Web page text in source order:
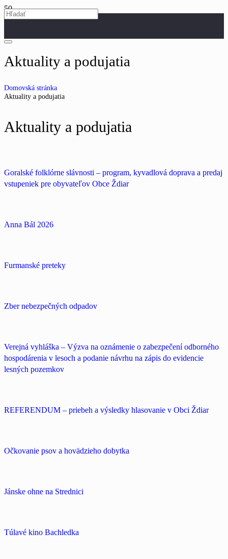
Aktuality a podujatia
Domovská stránka
Aktuality a podujatia
Aktuality a podujatia
Goralské folklórne slávnosti – program, kyvadlová doprava a predaj
vstupeniek pre obyvateľov Obce Ždiar
Anna Bál 2026
Furmanské preteky
Zber nebezpečných odpadov
Verejná vyhláška – Výzva na oznámenie o zabezpečení odborného
hospodárenia v lesoch a podanie návrhu na zápis do evidencie
lesných pozemkov
REFERENDUM – priebeh a výsledky hlasovanie v Obci Ždiar
Očkovanie psov a hovädzieho dobytka
Jánske ohne na Strednici
Túlavé kino Bachledka